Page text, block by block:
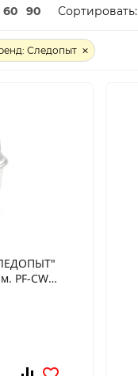
60 90 Сортировать:
Следопыт
PF-CWS-